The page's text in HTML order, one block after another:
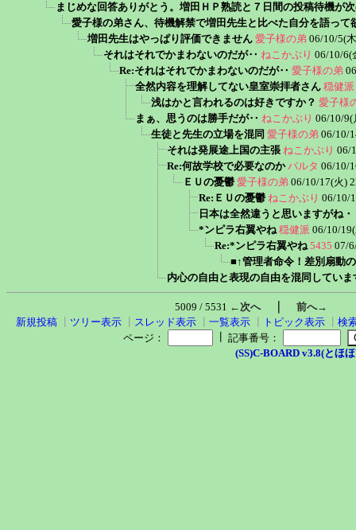
まじめな回答ありがとう。増田ＨＰ熟読と７日間の投稿待機が
愛子様の弟さん、待機解禁で増田先生と比べた自分を語って
増田先生はやっぱり評価できません 愛子様の弟 06/10/5(
それはそれでかまわないのだが‥ ねこかぶり 06/10/6(
Re:それはそれでかまわないのだが‥ 愛子様の弟
全然内容を理解してない皇室崇拝者さん 穏健派
浅はかと言われるのは好きですか？ 愛子様
まぁ、思うのは勝手だが‥ ねこかぶり 06/10/9(
生徒と先生の立場を混同 愛子様の弟 06/10/
それは発展途上国の主張 ねこかぶり 06/
Re:何故学校で必要なのか パルタ 06/10/
ＥＵの憂鬱 愛子様の弟 06/10/17(火)
Re:ＥＵの憂鬱 ねこかぶり 06/10/
日本は全然違うと思いますがね・
*ンピラ右翼やね 穏健派 06/10/
Re:*ンピラ右翼やね 5435 07/
■↑管理者命令！差別扇動
内心の自由と表現の自由を混同していま
5009 / 5531 ←次へ｜ 前へ→
新規投稿
ツリー表示 スレッド表示 一覧表示 トピック表示
検
ページ：
記事番号：
(SS)C-BOARD v3.8(とほ